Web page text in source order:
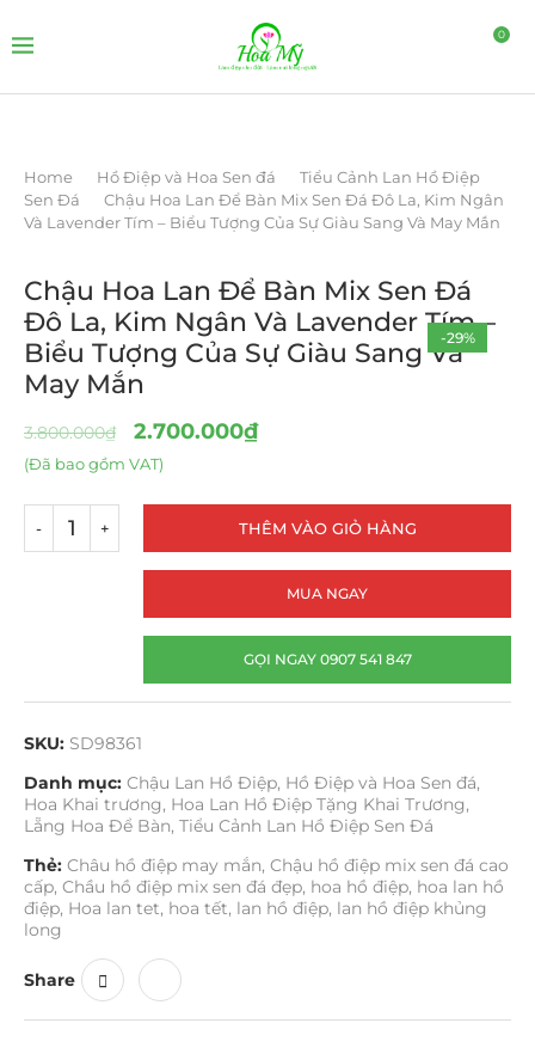
0
Home Hồ Điệp và Hoa Sen đá
Tiểu Cảnh Lan Hồ Điệp
Sen Đá
Chậu Hoa Lan Để Bàn Mix Sen Đá Đô La, Kim Ngân
Và Lavender Tím – Biểu Tượng Của Sự Giàu Sang Và May Mắn
-29%
Chậu Hoa Lan Để Bàn Mix Sen Đá
Đô La, Kim Ngân Và Lavender Tím –
Biểu Tượng Của Sự Giàu Sang Và
May Mắn
3.800.000₫ 2.700.000₫
(Đã bao gồm VAT)
THÊM VÀO GIỎ HÀNG
MUA NGAY
GỌI NGAY 0907 541 847
SKU: SD98361
Danh mục: Chậu Lan Hồ Điệp, Hồ Điệp và Hoa Sen đá,
Hoa Khai trương, Hoa Lan Hồ Điệp Tặng Khai Trương,
Lẵng Hoa Để Bàn, Tiểu Cảnh Lan Hồ Điệp Sen Đá
Thẻ: Châu hồ điệp may mắn, Chậu hồ điệp mix sen đá cao
cấp, Chầu hồ điệp mix sen đá đẹp, hoa hồ điệp, hoa lan hồ
điệp, Hoa lan tet, hoa tết, lan hồ điệp, lan hồ điệp khủng
long
Share